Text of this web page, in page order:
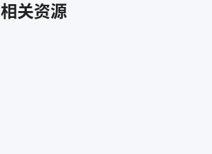
相关资源